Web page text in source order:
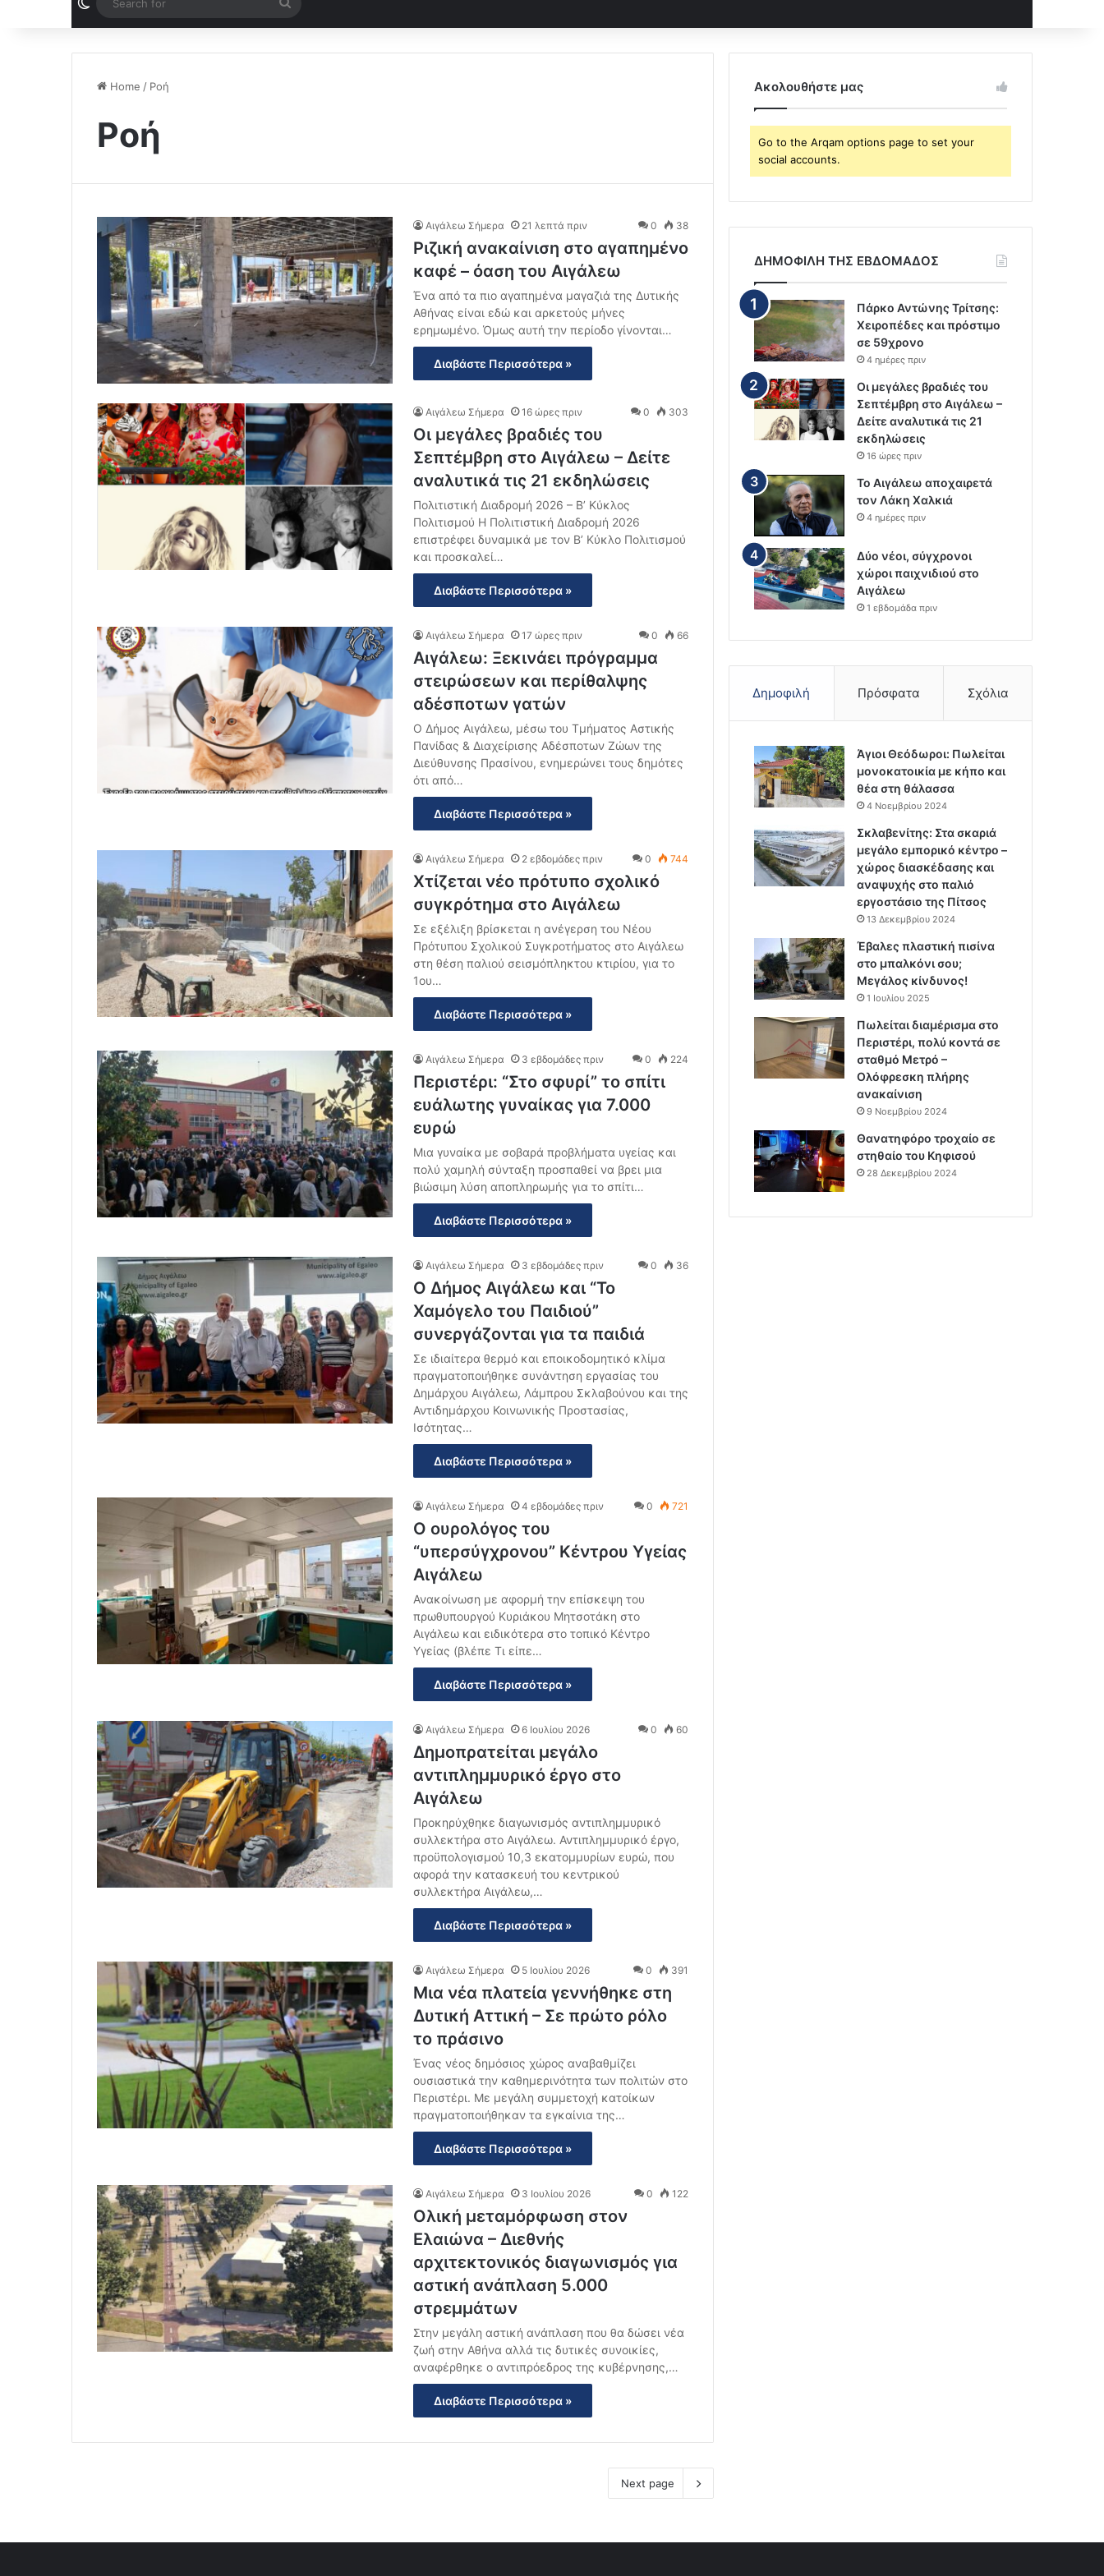
Switch skin
for
Home / Ροή
Ροή
Αιγάλεω Σήμερα 21 λεπτά πριν 0 38
Ριζική ανακαίνιση στο αγαπημένο
καφέ – όαση του Αιγάλεω
Ένα από τα πιο αγαπημένα μαγαζιά της Δυτικής
Αθήνας είναι εδώ και αρκετούς μήνες
ερημωμένο. Όμως αυτή την περίοδο γίνονται…
Διαβάστε Περισσότερα »
Αιγάλεω Σήμερα 16 ώρες πριν 0 303
Οι μεγάλες βραδιές του
Σεπτέμβρη στο Αιγάλεω – Δείτε
αναλυτικά τις 21 εκδηλώσεις
Πολιτιστική Διαδρομή 2026 – Β’ Κύκλος
Πολιτισμού Η Πολιτιστική Διαδρομή 2026
επιστρέφει δυναμικά με τον Β’ Κύκλο Πολιτισμού
και προσκαλεί…
Διαβάστε Περισσότερα »
Αιγάλεω Σήμερα 17 ώρες πριν 0 66
Αιγάλεω: Ξεκινάει πρόγραμμα
στειρώσεων και περίθαλψης
αδέσποτων γατών
Ο Δήμος Αιγάλεω, μέσω του Τμήματος Αστικής
Πανίδας & Διαχείρισης Αδέσποτων Ζώων της
Διεύθυνσης Πρασίνου, ενημερώνει τους δημότες
ότι από…
Διαβάστε Περισσότερα »
Αιγάλεω Σήμερα 2 εβδομάδες πριν 0 744
Χτίζεται νέο πρότυπο σχολικό
συγκρότημα στο Αιγάλεω
Σε εξέλιξη βρίσκεται η ανέγερση του Νέου
Πρότυπου Σχολικού Συγκροτήματος στο Αιγάλεω
στη θέση παλιού σεισμόπληκτου κτιρίου, για το
1ου…
Διαβάστε Περισσότερα »
Αιγάλεω Σήμερα 3 εβδομάδες πριν 0 224
Περιστέρι: “Στο σφυρί” το σπίτι
ευάλωτης γυναίκας για 7.000
ευρώ
Μια γυναίκα με σοβαρά προβλήματα υγείας και
πολύ χαμηλή σύνταξη προσπαθεί να βρει μια
βιώσιμη λύση αποπληρωμής για το σπίτι…
Διαβάστε Περισσότερα »
Αιγάλεω Σήμερα 3 εβδομάδες πριν 0 36
Ο Δήμος Αιγάλεω και “Το
Χαμόγελο του Παιδιού”
συνεργάζονται για τα παιδιά
Σε ιδιαίτερα θερμό και εποικοδομητικό κλίμα
πραγματοποιήθηκε συνάντηση εργασίας του
Δημάρχου Αιγάλεω, Λάμπρου Σκλαβούνου και της
Αντιδημάρχου Κοινωνικής Προστασίας,
Ισότητας…
Διαβάστε Περισσότερα »
Αιγάλεω Σήμερα 4 εβδομάδες πριν 0 721
Ο ουρολόγος του
“υπερσύγχρονου” Κέντρου Υγείας
Αιγάλεω
Ανακοίνωση με αφορμή την επίσκεψη του
πρωθυπουργού Κυριάκου Μητσοτάκη στο
Αιγάλεω και ειδικότερα στο τοπικό Κέντρο
Υγείας (βλέπε Τι είπε…
Διαβάστε Περισσότερα »
Αιγάλεω Σήμερα 6 Ιουλίου 2026 0 60
Δημοπρατείται μεγάλο
αντιπλημμυρικό έργο στο
Αιγάλεω
Προκηρύχθηκε διαγωνισμός αντιπλημμυρικό
συλλεκτήρα στο Αιγάλεω. Αντιπλημμυρικό έργο,
προϋπολογισμού 10,3 εκατομμυρίων ευρώ, που
αφορά την κατασκευή του κεντρικού
συλλεκτήρα Αιγάλεω,…
Διαβάστε Περισσότερα »
Αιγάλεω Σήμερα 5 Ιουλίου 2026 0 391
Μια νέα πλατεία γεννήθηκε στη
Δυτική Αττική – Σε πρώτο ρόλο
το πράσινο
Ένας νέος δημόσιος χώρος αναβαθμίζει
ουσιαστικά την καθημερινότητα των πολιτών στο
Περιστέρι. Με μεγάλη συμμετοχή κατοίκων
πραγματοποιήθηκαν τα εγκαίνια της…
Διαβάστε Περισσότερα »
Αιγάλεω Σήμερα 3 Ιουλίου 2026 0 122
Ολική μεταμόρφωση στον
Ελαιώνα – Διεθνής
αρχιτεκτονικός διαγωνισμός για
αστική ανάπλαση 5.000
στρεμμάτων
Στην μεγάλη αστική ανάπλαση που θα δώσει νέα
ζωή στην Αθήνα αλλά τις δυτικές συνοικίες,
αναφέρθηκε ο αντιπρόεδρος της κυβέρνησης,…
Διαβάστε Περισσότερα »
Next page
Ακολουθήστε μας
Go to the Arqam options page to set your
social accounts.
ΔΗΜΟΦΙΛΗ ΤΗΣ ΕΒΔΟΜΑΔΟΣ
Πάρκο Αντώνης Τρίτσης:
Χειροπέδες και πρόστιμο
σε 59χρονο
4 ημέρες πριν
Οι μεγάλες βραδιές του
Σεπτέμβρη στο Αιγάλεω –
Δείτε αναλυτικά τις 21
εκδηλώσεις
16 ώρες πριν
Το Αιγάλεω αποχαιρετά
τον Λάκη Χαλκιά
4 ημέρες πριν
Δύο νέοι, σύγχρονοι
χώροι παιχνιδιού στο
Αιγάλεω
1 εβδομάδα πριν
Δημοφιλή Πρόσφατα Σχόλια
Άγιοι Θεόδωροι: Πωλείται
μονοκατοικία με κήπο και
θέα στη θάλασσα
4 Νοεμβρίου 2024
Σκλαβενίτης: Στα σκαριά
μεγάλο εμπορικό κέντρο –
χώρος διασκέδασης και
αναψυχής στο παλιό
εργοστάσιο της Πίτσος
13 Δεκεμβρίου 2024
Έβαλες πλαστική πισίνα
στο μπαλκόνι σου;
Μεγάλος κίνδυνος!
1 Ιουλίου 2025
Πωλείται διαμέρισμα στο
Περιστέρι, πολύ κοντά σε
σταθμό Μετρό –
Ολόφρεσκη πλήρης
ανακαίνιση
9 Νοεμβρίου 2024
Θανατηφόρο τροχαίο σε
στηθαίο του Κηφισού
28 Δεκεμβρίου 2024